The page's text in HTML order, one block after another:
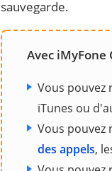
sauvegarde.
Avec iMyFone
Vous pouvez
iTunes ou
Vous pouvez
des appels,